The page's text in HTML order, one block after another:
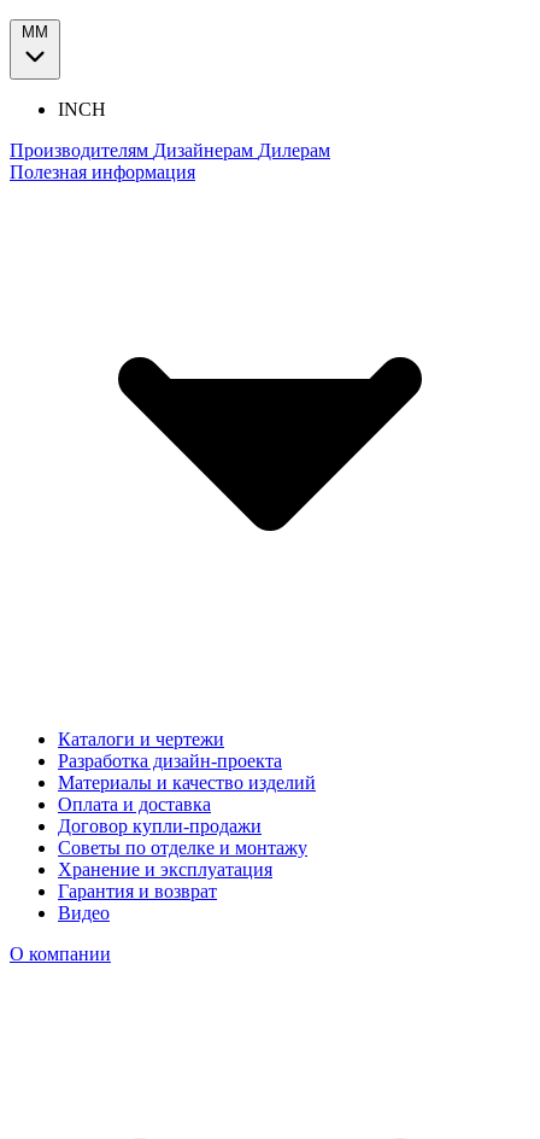
ММ
INCH
Производителям Дизайнерам Дилерам
Полезная информация
Каталоги и чертежи
Разработка дизайн-проекта
Материалы и качество изделий
Оплата и доставка
Договор купли-продажи
Советы по отделке и монтажу
Хранение и эксплуатация
Гарантия и возврат
Видео
О компании